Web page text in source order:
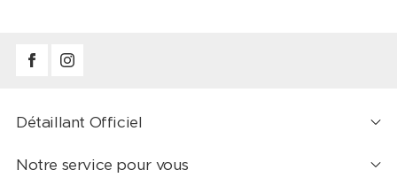
Détaillant Officiel
Notre service pour vous